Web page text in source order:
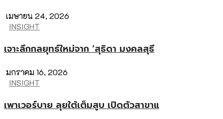
เมษายน 24, 2026
INSIGHT
เจาะลึกกลยุทธ์ใหม่จาก ‘สุธิดา มงคลสุธี
มกราคม 16, 2026
INSIGHT
เพาเวอร์บาย ลุยใต้เต็มสูบ เปิดตัวสาขาแ